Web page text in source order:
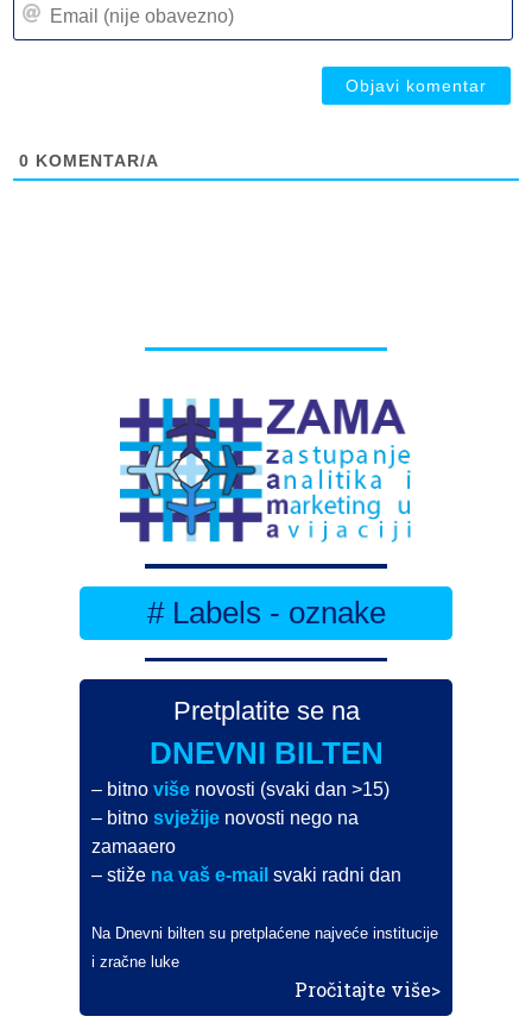
0 KOMENTAR/A
# Labels - oznake
Pretplatite se na
DNEVNI BILTEN
– bitnoviše novosti (svaki dan >15)
– bitnosvježije novosti nego na
zamaaero
– stiže na vaš e-mail svaki radni dan
Na Dnevni bilten su pretplaćene najveće institucije
i zračne luke
Pročitajte više>